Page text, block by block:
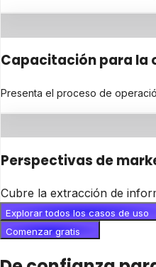
Capacitación para la
Presenta el proceso de
Perspectivas de
Cubre la extracción de
Explorar todos los casos de uso
Comenzar gratis